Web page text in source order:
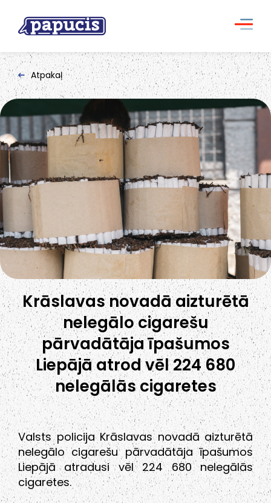
Atpakaļ
Krāslavas novadā aizturētā
nelegālo cigarešu
pārvadātāja īpašumos
Liepājā atrod vēl 224 680
nelegālās cigaretes
Valsts policija Krāslavas novadā aizturētā
nelegālo cigarešu pārvadātāja īpašumos
Liepājā atradusi vēl 224 680 nelegālās
cigaretes.